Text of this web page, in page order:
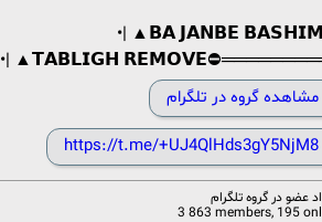
•| ▲𝗕𝗔 𝗝𝗔𝗡𝗕𝗘
•| ▲𝗧𝗔𝗕𝗟𝗜𝗚𝗛
مشاهده گروه در تلگرام
https://t.me/+UJ4QlHds3gY5NjM8
عضو در گروه تلگرام
3 863 members, 195